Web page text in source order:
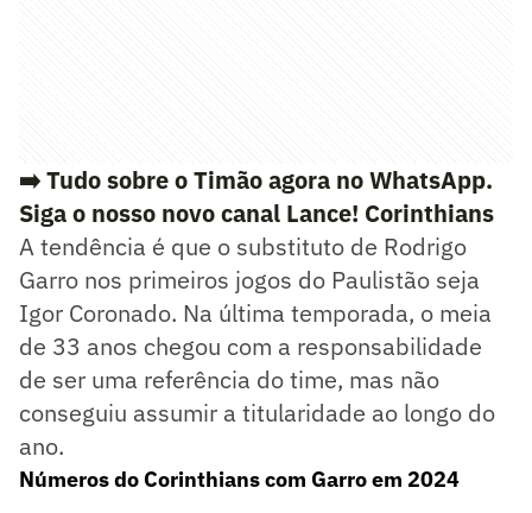
➡️ Tudo sobre o Timão agora no WhatsApp.
Siga o nosso novo canal Lance! Corinthians
A tendência é que o substituto de Rodrigo
Garro nos primeiros jogos do Paulistão seja
Igor Coronado. Na última temporada, o meia
de 33 anos chegou com a responsabilidade
de ser uma referência do time, mas não
conseguiu assumir a titularidade ao longo do
ano.
Números do Corinthians com Garro em 2024